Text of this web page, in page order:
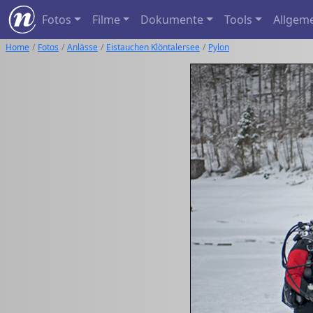
Fotos Filme Dokumente Tools
Home Fotos Anlässe Eistauchen Klöntalersee Pylon